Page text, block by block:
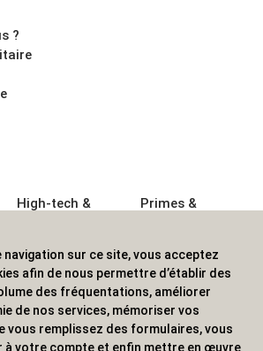
?
High-tech &
Sport &
Outdoor
Enfant
Primes &
Boisson
Textile &
Casquette
Accessoires de
bureau
navigation sur ce site, vous acceptez
afin de nous permettre d’établir des
des fréquentations, améliorer
de nos services, mémoriser vos
vous remplissez des formulaires, vous
à votre compte et enfin mettre en œuvre